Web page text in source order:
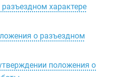
характере
о разъездном
положения о